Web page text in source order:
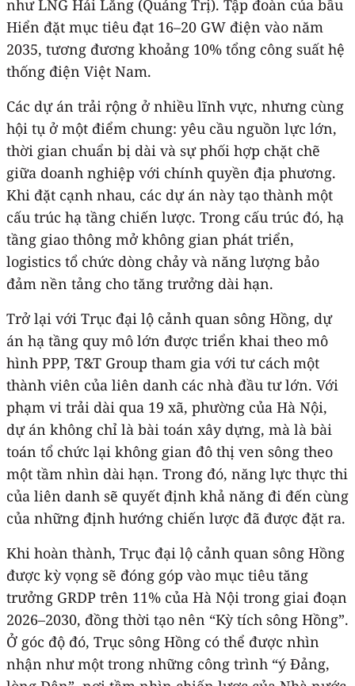
như LNG Hải Lăng (Quảng Trị). Tập đoàn của bầu
Hiển đặt mục tiêu đạt 16–20 GW điện vào năm
2035, tương đương khoảng 10% tổng công suất hệ
thống điện Việt Nam.
Các dự án trải rộng ở nhiều lĩnh vực, nhưng cùng
hội tụ ở một điểm chung: yêu cầu nguồn lực lớn,
thời gian chuẩn bị dài và sự phối hợp chặt chẽ
giữa doanh nghiệp với chính quyền địa phương.
Khi đặt cạnh nhau, các dự án này tạo thành một
cấu trúc hạ tầng chiến lược. Trong cấu trúc đó, hạ
tầng giao thông mở không gian phát triển,
logistics tổ chức dòng chảy và năng lượng bảo
đảm nền tảng cho tăng trưởng dài hạn.
Trở lại với Trục đại lộ cảnh quan sông Hồng, dự
án hạ tầng quy mô lớn được triển khai theo mô
hình PPP, T&T Group tham gia với tư cách một
thành viên của liên danh các nhà đầu tư lớn. Với
phạm vi trải dài qua 19 xã, phường của Hà Nội,
dự án không chỉ là bài toán xây dựng, mà là bài
toán tổ chức lại không gian đô thị ven sông theo
một tầm nhìn dài hạn. Trong đó, năng lực thực thi
của liên danh sẽ quyết định khả năng đi đến cùng
của những định hướng chiến lược đã được đặt ra.
Khi hoàn thành, Trục đại lộ cảnh quan sông Hồng
được kỳ vọng sẽ đóng góp vào mục tiêu tăng
trưởng GRDP trên 11% của Hà Nội trong giai đoạn
2026–2030, đồng thời tạo nên “Kỳ tích sông Hồng”.
Ở góc độ đó, Trục sông Hồng có thể được nhìn
nhận như một trong những công trình “ý Đảng,